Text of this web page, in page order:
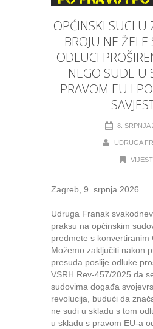
OPĆINSKI SUCI U
BROJU NE
ODLUCI
NEGO SUDE U
PRAVOM EU I
8. SRPNJA
UDRUGA
Zagreb, 9. srpnja 2026.
Udruga Franak
praksu na općinskim
predmete s konvertiranim
Možemo zaključiti nakon
presuda poslije odluke
VSRH Rev-457/2025 da
sudovima događa
revolucija, budući da
ne sudi u skladu s tom
u skladu s pravom EU-a